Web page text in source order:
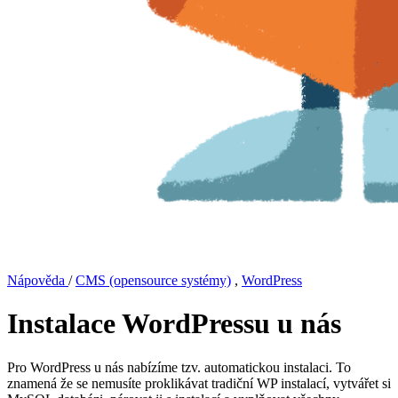
Nápověda / CMS (opensource systémy) , WordPress
Instalace WordPressu u nás
Pro WordPress u nás nabízíme tzv. automatickou instalaci. To
znamená že se nemusíte proklikávat tradiční WP instalací, vytvářet si